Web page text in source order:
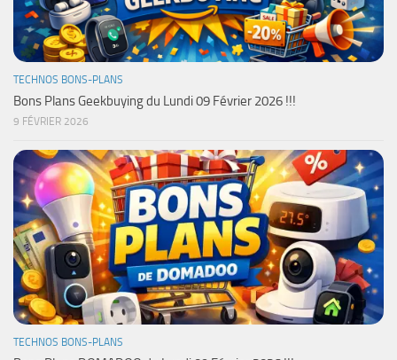
TECHNOS BONS-PLANS
Bons Plans Geekbuying du Lundi 09 Février 2026 !!!
9 FÉVRIER 2026
TECHNOS BONS-PLANS